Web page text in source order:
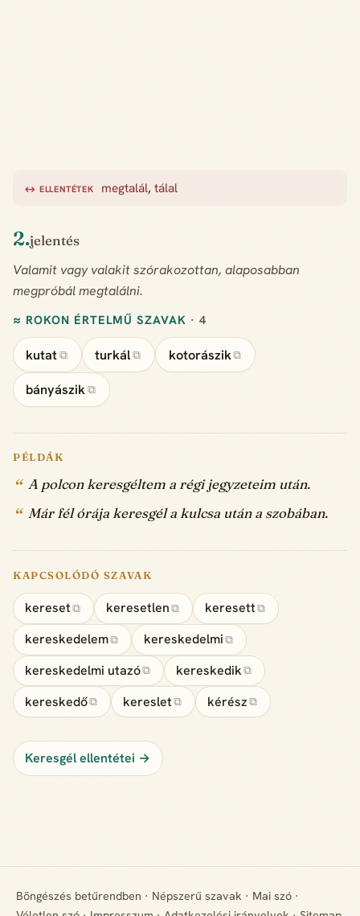
↔ ELLENTÉTEK megtalál,tálal
2.jelentés
Valamit vagy valakit szórakozottan, alaposabban
megpróbál megtalálni.
≈ ROKON ÉRTELMŰ SZAVAK · 4
kutat ⧉ turkál ⧉ kotorászik⧉
bányászik ⧉
PÉLDÁK
A polcon keresgéltem a régi jegyzeteim után.
Már fél órája keresgél a kulcsa után a szobában.
KAPCSOLÓDÓ SZAVAK
kereset ⧉ keresetlen ⧉ keresett ⧉
kereskedelem⧉ kereskedelmi ⧉
kereskedelmi utazó⧉ kereskedik ⧉
kereskedő⧉ kereslet ⧉ kérész ⧉
Keresgél ellentétei →
Böngészés betűrendben · Népszerű szavak · Mai szó ·